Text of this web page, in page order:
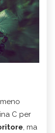
C per
, ma